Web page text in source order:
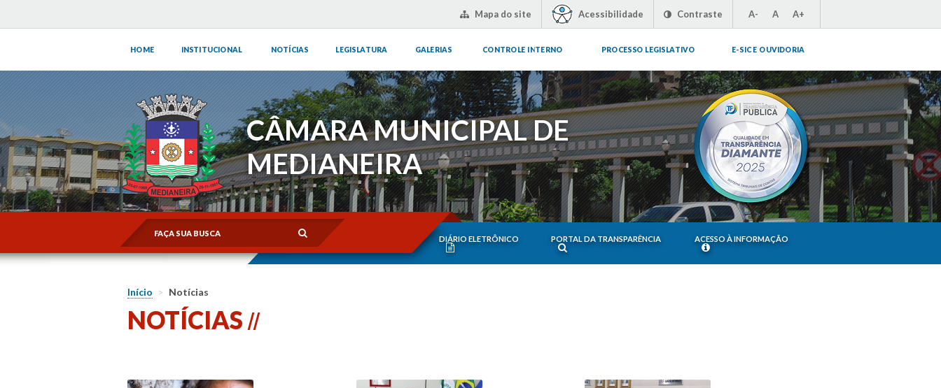
Mapa do site Acessibilidade Contraste A- A A+
HOME INSTITUCIONAL NOTÍCIAS LEGISLATURA GALERIAS CONTROLE INTERNO PROCESSO LEGISLATIVO E-SIC E OUVIDORIA
CÂMARA MUNICIPAL DE
MEDIANEIRA
DIÁRIO ELETRÔNICO PORTAL DA TRANSPARÊNCIA ACESSO À INFORMAÇÃO
Início > Notícias
NOTÍCIAS